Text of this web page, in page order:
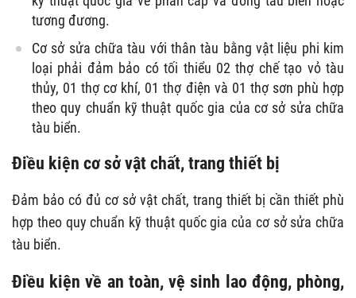
tương đương.
Cơ sở sửa chữa tàu với thân tàu bằng vật liệu phi kim
loại phải đảm bảo có tối thiểu 02 thợ chế tạo vỏ tàu
thủy, 01 thợ cơ khí, 01 thợ điện và 01 thợ sơn phù hợp
theo quy chuẩn kỹ thuật quốc gia của cơ sở sửa chữa
tàu biển.
Điều kiện cơ sở vật chất, trang thiết bị
Đảm bảo có đủ cơ sở vật chất, trang thiết bị cần thiết phù
hợp theo quy chuẩn kỹ thuật quốc gia của cơ sở sửa chữa
tàu biển.
Điều kiện về an toàn, vệ sinh lao động, phòng,